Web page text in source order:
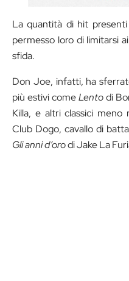
La quantità di hit
permesso loro di limitarsi
sfida.
Don Joe, infatti, ha
più estivi comeLentodi
Killa, e altri classici
Club Dogo, cavallo di
Gli anni d’orodi Jake La